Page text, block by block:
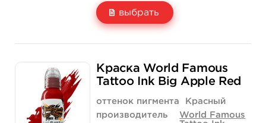
выбрать
Количество
735 руб.
купить
1 257 руб.
купить
Краска World Famous
Tattoo Ink Big Apple Red
оттенок пигмента
Красный
производитель
World Famous